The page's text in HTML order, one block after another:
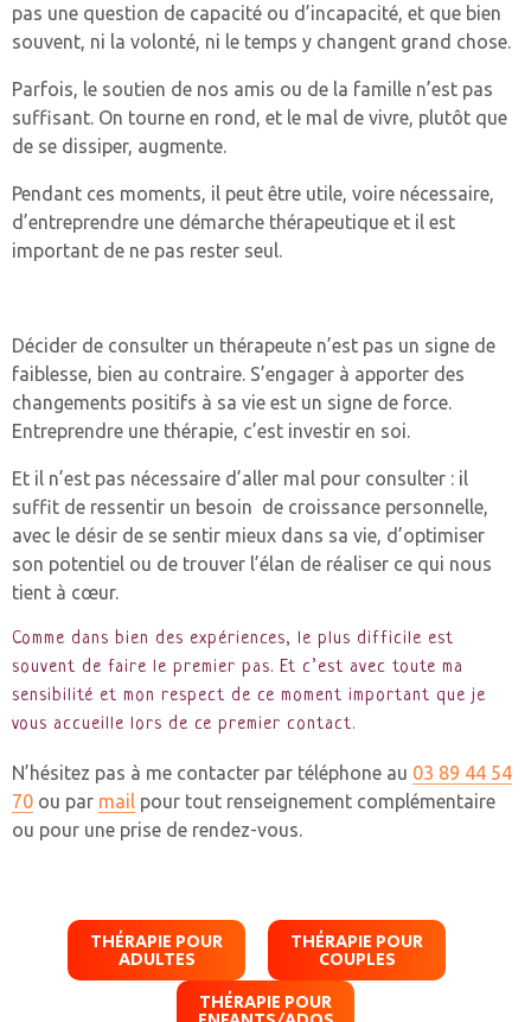
pas une question de capacité ou d’incapacité, et que bien
souvent, ni la volonté, ni le temps y changent grand chose.
Parfois, le soutien de nos amis ou de la famille n’est pas
suffisant. On tourne en rond, et le mal de vivre, plutôt que
de se dissiper, augmente.
Pendant ces moments, il peut être utile, voire nécessaire,
d’entreprendre une démarche thérapeutique et il est
important de ne pas rester seul.
Décider de consulter un thérapeute n’est pas un signe de
faiblesse, bien au contraire. S’engager à apporter des
changements positifs à sa vie est un signe de force.
Entreprendre une thérapie, c’est investir en soi.
Et il n’est pas nécessaire d’aller mal pour consulter : il
suffit de ressentir un besoin de croissance personnelle,
avec le désir de se sentir mieux dans sa vie, d’optimiser
son potentiel ou de trouver l’élan de réaliser ce qui nous
tient à cœur.
Comme dans bien des expériences, le plus difficile est
souvent de faire le premier pas. Et c’est avec toute ma
sensibilité et mon respect de ce moment important que je
vous accueille lors de ce premier contact.
N’hésitez pas à me contacter par téléphone au 03 89 44 54
70 ou par mail pour tout renseignement complémentaire
ou pour une prise de rendez-vous.
THÉRAPIE POUR
ADULTES
THÉRAPIE POUR
COUPLES
THÉRAPIE POUR